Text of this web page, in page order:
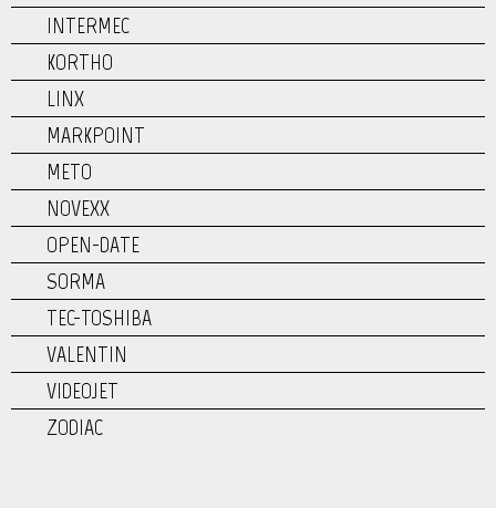
INTERMEC
KORTHO
LINX
MARKPOINT
METO
NOVEXX
OPEN-DATE
SORMA
TEC-TOSHIBA
VALENTIN
VIDEOJET
ZODIAC